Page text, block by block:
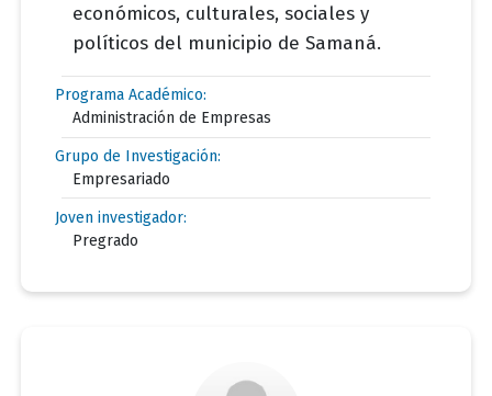
económicos, culturales, sociales y
políticos del municipio de Samaná.
Programa Académico:
Administración de Empresas
Grupo de Investigación:
Empresariado
Joven investigador:
Pregrado